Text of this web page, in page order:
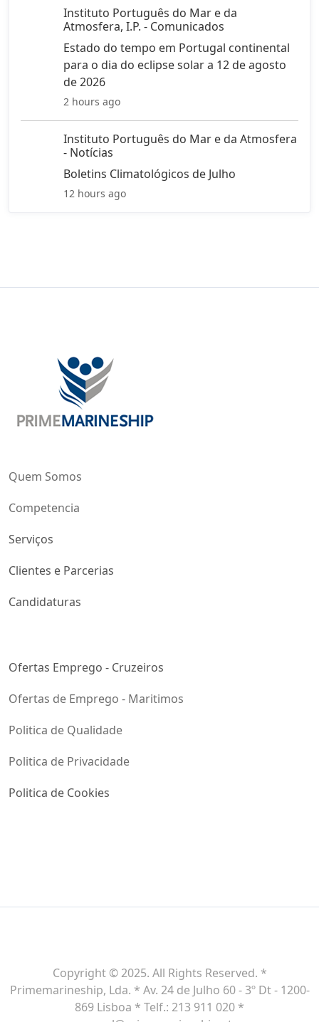
Instituto Português do Mar e da
Atmosfera, I.P. - Comunicados
Estado do tempo em Portugal continental
para o dia do eclipse solar a 12 de agosto
de 2026
2 hours ago
Instituto Português do Mar e da Atmosfera
- Notícias
Boletins Climatológicos de Julho
12 hours ago
Quem Somos
Competencia
Serviços
Clientes e Parcerias
Candidaturas
Ofertas Emprego - Cruzeiros
Ofertas de Emprego - Maritimos
Politica de Qualidade
Politica de Privacidade
Politica de Cookies
Copyright © 2025. All Rights Reserved. *
Primemarineship, Lda. * Av. 24 de Julho 60 - 3º Dt - 1200-
869 Lisboa * Telf.: 213 911 020 *